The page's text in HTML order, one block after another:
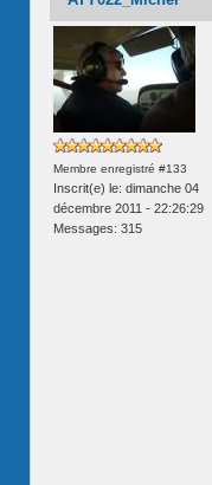
Membre enregistré #133
Inscrit(e) le: dimanche 04
décembre 2011 - 22:26:29
Messages: 315